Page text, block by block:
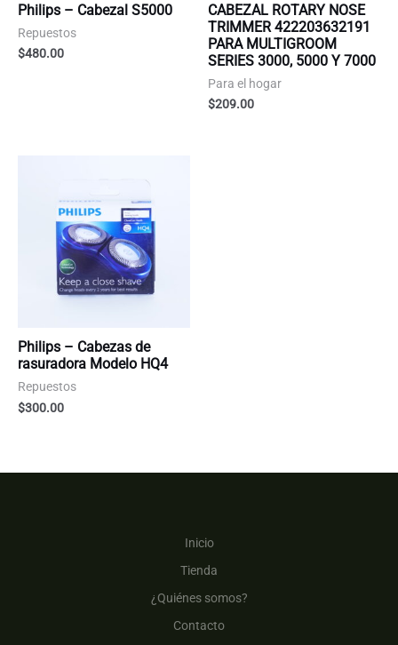
Philips – Cabezal S5000
Repuestos
$480.00
CABEZAL ROTARY NOSE
TRIMMER 422203632191
PARA MULTIGROOM
SERIES 3000, 5000 Y 7000
Para el hogar
$209.00
Philips – Cabezas de
rasuradora Modelo HQ4
Repuestos
$300.00
Inicio
Tienda
¿Quiénes somos?
Contacto